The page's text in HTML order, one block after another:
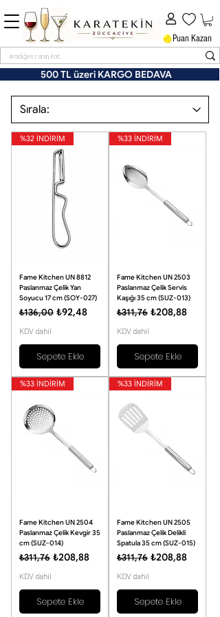
500 TL üzeri KARGO BEDAVA
Puan Kazan
%32 İNDİRİM
Fame Kitchen UN 8812
Paslanmaz Çelik Yan
Soyucu 17 cm (SOY-027)
Normal Fiyat
₺136,00 İndirimli Fiyat
₺92,48
KDV dahil
Sepete Ekle
%33 İNDİRİM
Fame Kitchen UN 2503
Paslanmaz Çelik Servis
Kaşığı 35 cm (SUZ-013)
Normal Fiyat
₺311,76 İndirimli Fiyat
₺208,88
KDV dahil
Sepete Ekle
%33 İNDİRİM
Fame Kitchen UN 2504
Paslanmaz Çelik Kevgir 35
cm (SUZ-014)
Normal Fiyat
₺311,76 İndirimli Fiyat
₺208,88
KDV dahil
Sepete Ekle
%33 İNDİRİM
Fame Kitchen UN 2505
Paslanmaz Çelik Delikli
Spatula 35 cm (SUZ-015)
Normal Fiyat
₺311,76 İndirimli Fiyat
₺208,88
KDV dahil
Sepete Ekle